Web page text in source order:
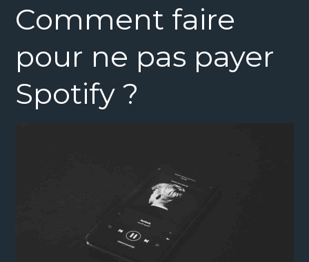
Comment faire
pour ne pas payer
Spotify ?